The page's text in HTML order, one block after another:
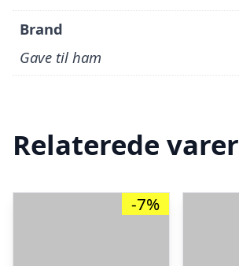
Brand
Gave til ham
Relaterede varer
-7%